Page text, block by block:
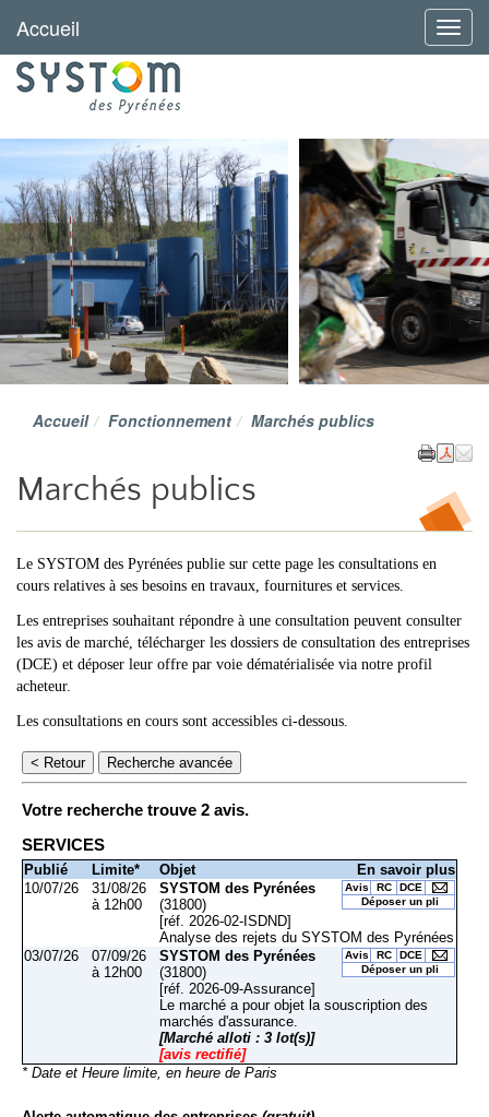
Menu
Accueil
Accueil Fonctionnement Marchés publics
Marchés publics
Le SYSTOM des Pyrénées publie sur cette page les consultations en
cours relatives à ses besoins en travaux, fournitures et services.
Les entreprises souhaitant répondre à une consultation peuvent consulter
les avis de marché, télécharger les dossiers de consultation des entreprises
(DCE) et déposer leur offre par voie dématérialisée via notre profil
acheteur.
Les consultations en cours sont accessibles ci-dessous.